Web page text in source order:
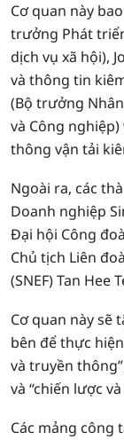
Cơ quan này
trưởng Phát
dịch vụ xã hội),
và thông tin
(Bộ trưởng
và Công
thông vận tải
Ngoài ra, các
Doanh nghiệp
Đại hội Công
Chủ tịch Liên
(SNEF) Tan Hee
Cơ quan này sẽ
bên để thực
và truyền
và “chiến lược
Các mảng công